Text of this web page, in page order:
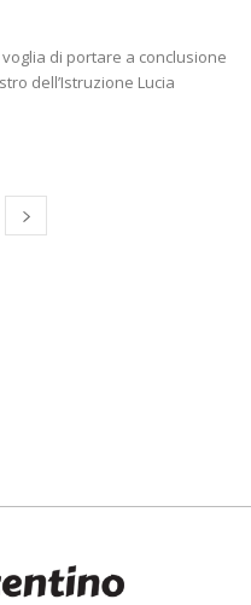
di portare a conclusione
dell’Istruzione Lucia